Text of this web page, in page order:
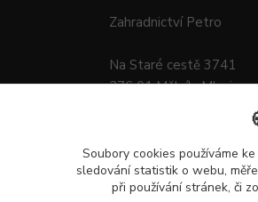
Zahradnictví Petro
Na Staré cestě 3741
276 01 Mělník–Mlazice
Soubory cookies používáme
sledování statistik o webu,
při používání stránek, či